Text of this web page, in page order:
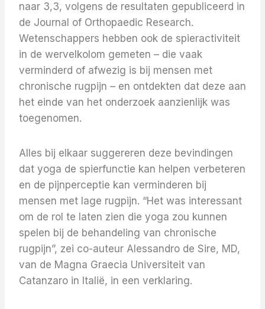
naar 3,3, volgens de resultaten gepubliceerd in
de Journal of Orthopaedic Research.
Wetenschappers hebben ook de spieractiviteit
in de wervelkolom gemeten – die vaak
verminderd of afwezig is bij mensen met
chronische rugpijn – en ontdekten dat deze aan
het einde van het onderzoek aanzienlijk was
toegenomen.
Alles bij elkaar suggereren deze bevindingen
dat yoga de spierfunctie kan helpen verbeteren
en de pijnperceptie kan verminderen bij
mensen met lage rugpijn. “Het was interessant
om de rol te laten zien die yoga zou kunnen
spelen bij de behandeling van chronische
rugpijn”, zei co-auteur Alessandro de Sire, MD,
van de Magna Graecia Universiteit van
Catanzaro in Italië, in een verklaring.